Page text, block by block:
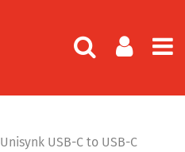
Unisynk USB-C to USB-C